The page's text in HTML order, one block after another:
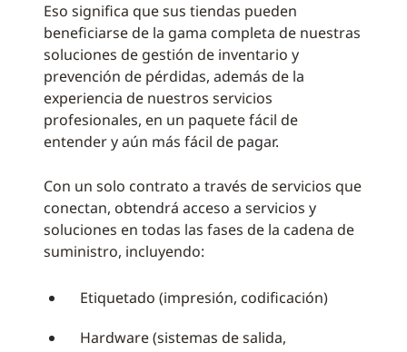
Eso significa que sus tiendas pueden
beneficiarse de la gama completa de nuestras
soluciones de gestión de inventario y
prevención de pérdidas, además de la
experiencia de nuestros servicios
profesionales, en un paquete fácil de
entender y aún más fácil de pagar.
Con un solo contrato a través de servicios que
conectan, obtendrá acceso a servicios y
soluciones en todas las fases de la cadena de
suministro, incluyendo:
Etiquetado (impresión, codificación)
Hardware (sistemas de salida,